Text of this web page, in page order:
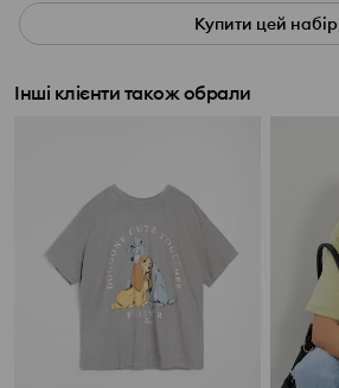
Купити цей набір
Інші клієнти також обрали